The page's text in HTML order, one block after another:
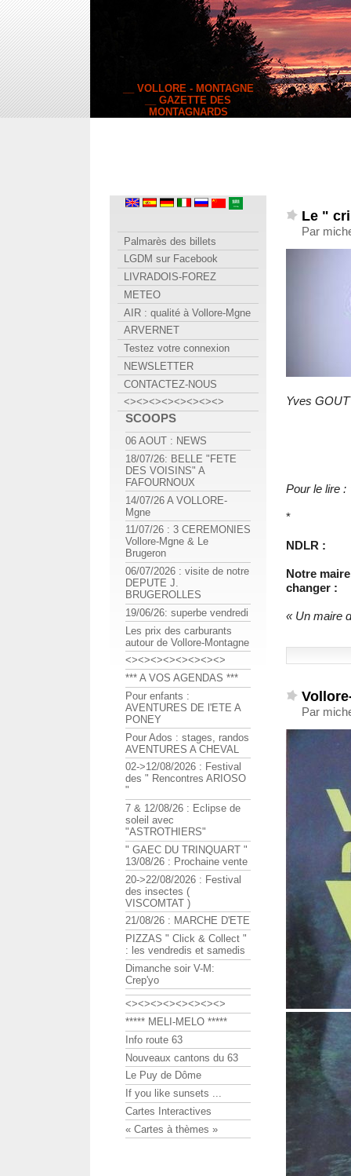
__ VOLLORE - MONTAGNE
__ GAZETTE DES
MONTAGNARDS
Le "
Par
Yves
Pour le lire :
*
NDLR :
Notre
changer :
« Un maire
Par
Palmarès des billets
LGDM sur Facebook
LIVRADOIS-FOREZ
METEO
AIR : qualité à Vollore-Mgne
ARVERNET
Testez votre connexion
NEWSLETTER
CONTACTEZ-NOUS
<><><><><><><><>
SCOOPS
06 AOUT : NEWS
18/07/26: BELLE "FETE
DES VOISINS" A
FAFOURNOUX
14/07/26 A VOLLORE-
Mgne
11/07/26 : 3 CEREMONIES
Vollore-Mgne & Le
Brugeron
06/07/2026 : visite de notre
DEPUTE J.
BRUGEROLLES
19/06/26: superbe vendredi
Les prix des carburants
autour de Vollore-Montagne
<><><><><><><><>
*** A VOS AGENDAS ***
Pour enfants :
AVENTURES DE l'ETE A
PONEY
Pour Ados : stages, randos
AVENTURES A CHEVAL
02->12/08/2026 : Festival
des " Rencontres ARIOSO
"
7 & 12/08/26 : Eclipse de
soleil avec
"ASTROTHIERS"
" GAEC DU TRINQUART "
13/08/26 : Prochaine vente
20->22/08/2026 : Festival
des insectes (
VISCOMTAT )
21/08/26 : MARCHE D'ETE
PIZZAS " Click & Collect "
: les vendredis et samedis
Dimanche soir V-M:
Crep'yo
<><><><><><><><>
***** MELI-MELO *****
Info route 63
Nouveaux cantons du 63
Le Puy de Dôme
If you like sunsets ...
Cartes Interactives
« Cartes à thèmes »